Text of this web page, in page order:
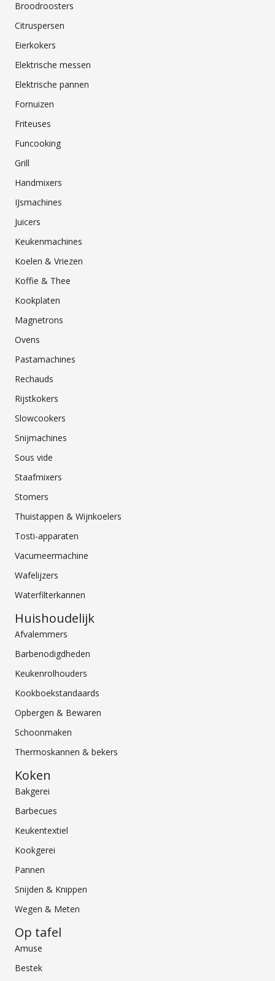
Broodroosters
Citruspersen
Eierkokers
Elektrische messen
Elektrische pannen
Fornuizen
Friteuses
Funcooking
Grill
Handmixers
IJsmachines
Juicers
Keukenmachines
Koelen & Vriezen
Koffie & Thee
Kookplaten
Magnetrons
Ovens
Pastamachines
Rechauds
Rijstkokers
Slowcookers
Snijmachines
Sous vide
Staafmixers
Stomers
Thuistappen & Wijnkoelers
Tosti-apparaten
Vacumeermachine
Wafelijzers
Waterfilterkannen
Huishoudelijk
Afvalemmers
Barbenodigdheden
Keukenrolhouders
Kookboekstandaards
Opbergen & Bewaren
Schoonmaken
Thermoskannen & bekers
Koken
Bakgerei
Barbecues
Keukentextiel
Kookgerei
Pannen
Snijden & Knippen
Wegen & Meten
Op tafel
Amuse
Bestek